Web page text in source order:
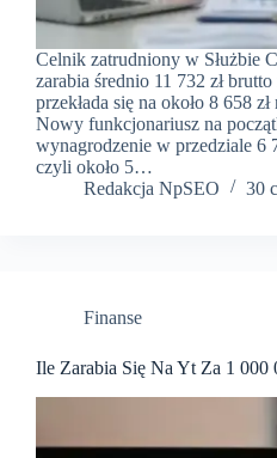
Celnik zatrudniony w Służbie
zarabia średnio 11 732 zł
przekłada się na około 8 658
Nowy funkcjonariusz na
wynagrodzenie w przedziale 6
czyli około 5…
Redakcja NpSEO
30
Finanse
Ile Zarabia Się Na Yt Za 1 000